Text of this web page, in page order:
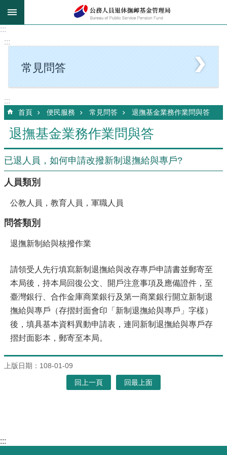
跳到主要內容區塊
:::
:::
常見問答
:::
首頁 便民服務 常見問答 退撫基金業務作業問與答
退撫基金業務作業問與答
已退人員，如何申請改撥新制退撫給與專戶?
人員類別
公教人員，教育人員，軍職人員
問答類別
退撫新制給與核撥作業
請領受人先行填寫新制退撫給與改存專戶申請書並郵寄至
本局後，持本局回復公文、開戶注意事項及應備證件，至
臺灣銀行、合作金庫商業銀行及第一商業銀行開立新制退
撫給與專戶（存摺封面會印「新制退撫給與專戶」字樣）
後，填具基本資料異動申請表，連同新制退撫給與專戶存
摺封面影本，郵寄至本局。
上版日期：108-01-09
回上一頁 回最上面
:::